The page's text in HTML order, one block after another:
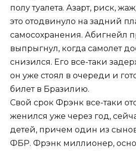
полу туалета. Азарт, риск,
это отодвинуло на задний
самосохранения. Абигнейл
выпрыгнул, когда самолет
снизился. Его все-таки
он уже стоял в очереди и
билет в Бразилию.
Свой срок Фрэнк все-таки
женился уже через год,
детей, причем один из
ФБР. Фрэнк миллионер,